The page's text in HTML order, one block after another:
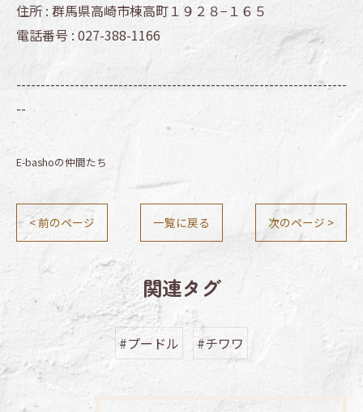
住所 : 群馬県高崎市棟高町１９２８−１６５
電話番号 : 027-388-1166
--------------------------------------------------------------------
--
E-bashoの仲間たち
< 前のページ 一覧に戻る 次のページ >
関連タグ
#プードル #チワワ